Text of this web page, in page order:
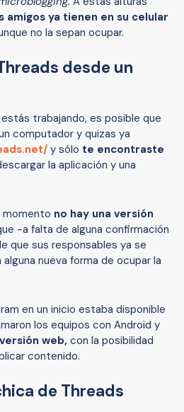
ya tienen en su celular
no la sepan ocupar.
desde un
trabajando, es posible que
computador y quizas ya
y sólo te encontraste
la aplicación y una
momento no hay una versión
-a falta de alguna confirmación
que sus responsables ya se
nueva forma de ocupar la
en un inicio estaba disponible
los equipos con Android y
web, con la posibilidad
contenido.
de Threads